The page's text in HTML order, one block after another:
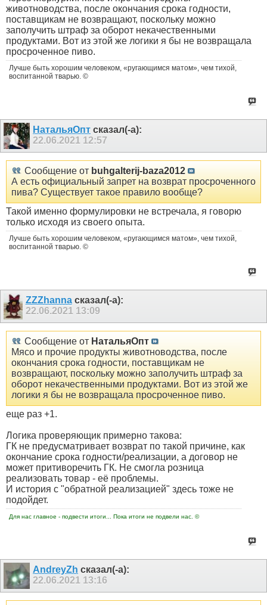
животноводства, после окончания срока годности,
поставщикам не возвращают, поскольку можно
заполучить штраф за оборот некачественными
продуктами. Вот из этой же логики я бы не возвращала
просроченное пиво.
Лучше быть хорошим человеком, «ругающимся матом», чем тихой,
воспитанной тварью. ©
НатальяОпт сказал(-а):
22.06.2021 12:57
Сообщение от buhgalterij-baza2012
А есть официальный запрет на возврат просроченного
пива? Существует такое правило вообще?
Такой именно формулировки не встречала, я говорю
только исходя из своего опыта.
Лучше быть хорошим человеком, «ругающимся матом», чем тихой,
воспитанной тварью. ©
ZZZhannaсказал(-а):
22.06.2021 13:09
Сообщение от НатальяОпт
Мясо и прочие продукты животноводства, после
окончания срока годности, поставщикам не
возвращают, поскольку можно заполучить штраф за
оборот некачественными продуктами. Вот из этой же
логики я бы не возвращала просроченное пиво.
еще раз +1.
Логика проверяющик примерно такова:
ГК не предусматривает возврат по такой причине, как
окончание срока годности/реализации, а договор не
может притиворечить ГК. Не смогла розница
реализовать товар - её проблемы.
И история с "обратной реализацией" здесь тоже не
подойдет.
Для нас главное - подвести итоги... Пока итоги не подвели нас. ©
AndreyZh сказал(-а):
22.06.2021 13:16